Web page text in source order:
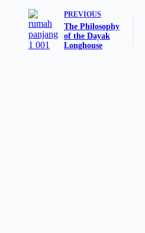
PREVIOUS
The Philosophy
of the Dayak
Longhouse